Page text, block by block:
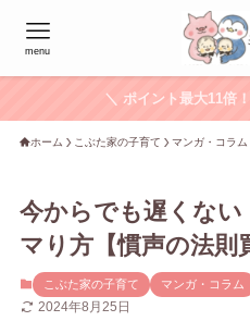
menu
＼ ポイント最大11倍
ホーム こぶた家の子育て マンガ・コラム
今からでも遅くな
マり方【慣声の法則
こぶた家の子育て マンガ・コラム
2024年8月25日